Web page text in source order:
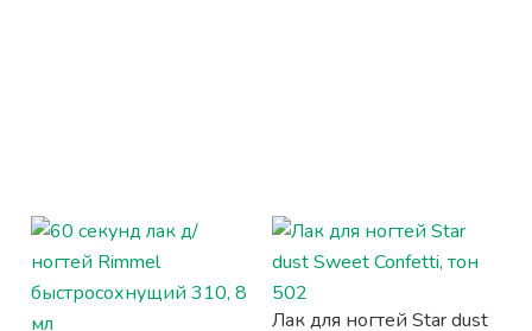
Лак для ногтей Star dust